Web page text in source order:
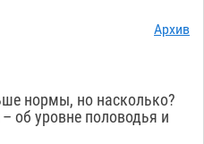
Архив
нормы, но насколько?
об уровне половодья и